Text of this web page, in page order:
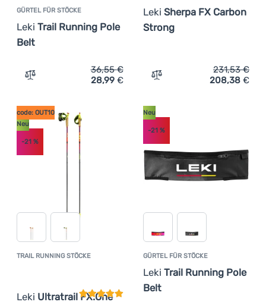
GÜRTEL FÜR STÖCKE
Leki Trail Running Pole
Belt
Zum Vergleich 'Gürtel für Stöcke Leki Trail Running
36,55€
28,99 €
Leki Sherpa FX Carbon
Strong
Zum Vergleich
231,53€
208,38 €
TRAIL RUNNING STÖCKE
Leki Ultratrail FX.One
Kundenbewertung
code: OUT10
Neu
-21 %
GÜRTEL FÜR STÖCKE
Leki Trail Running Pole
Belt
Neu
-21%